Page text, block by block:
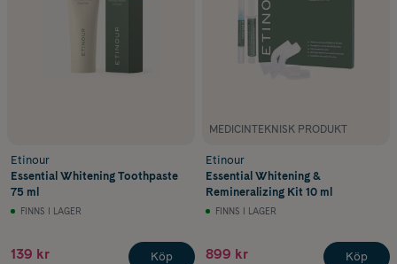
Etinour
Essential Whitening Toothpaste
75 ml
FINNS I LAGER
139 kr Köp
MEDICINTEKNISK PRODUKT
Etinour
Essential Whitening &
Remineralizing Kit 10 ml
FINNS I LAGER
899 kr Köp